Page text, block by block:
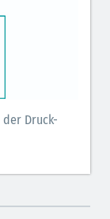
Druck-